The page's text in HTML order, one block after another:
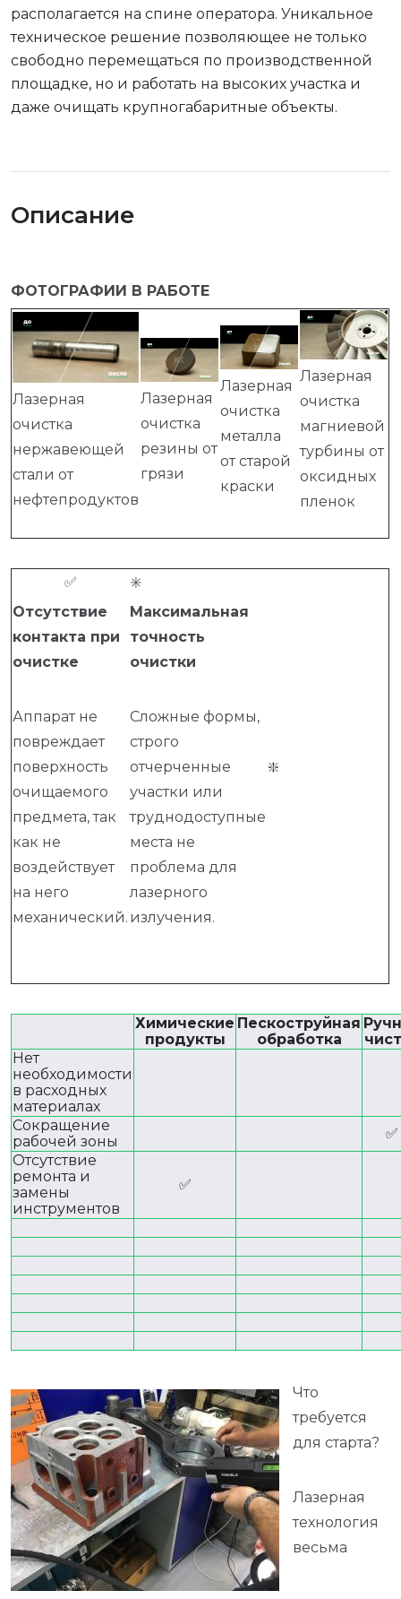
располагается на спине оператора. Уникальное
техническое решение позволяющее не только
свободно перемещаться по производственной
площадке, но и работать на высоких участка и
даже очищать крупногабаритные объекты.
Описание
ФОТОГРАФИИ В РАБОТЕ
Лазерная
очистка
нержавеющей
стали от
нефтепродуктов
Лазерная
очистка
резины от
грязи
Лазерная
очистка
металла
от старой
краски
Лазерная
очистка
магниевой
турбины от
оксидных
пленок
✅
Отсутствие
контакта при
очистке
Аппарат не
повреждает
поверхность
очищаемого
предмета, так
как не
воздействует
на него
механический.
✳️
Максимальная
точность
очистки
Сложные формы,
строго
отчерченные
участки или
труднодоступные
места не
проблема для
лазерного
излучения.
❇️
Химические
продукты
Пескоструйная
обработка
Нет
необходимости
в расходных
материалах
Сокращение
рабочей зоны
✅
Отсутствие
ремонта и
замены
инструментов
✅
Что
требуется
для старта?
Лазерная
технология
весьма